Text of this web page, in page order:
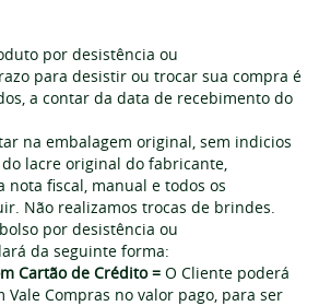
por desistência ou
para desistir ou trocar sua compra é
a contar da data de recebimento do
na embalagem original, sem indi­cios
lacre original do fabricante,
nota fiscal, manual e todos os
Não realizamos trocas de brindes.
por desistência ou
da seguinte forma:
Cartão de Crédito = O Cliente poderá
Compras no valor pago, para ser